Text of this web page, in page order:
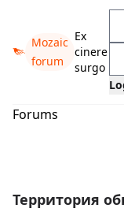
Mozaic
forum
Ex
cinere
surgo
Forums
Территория